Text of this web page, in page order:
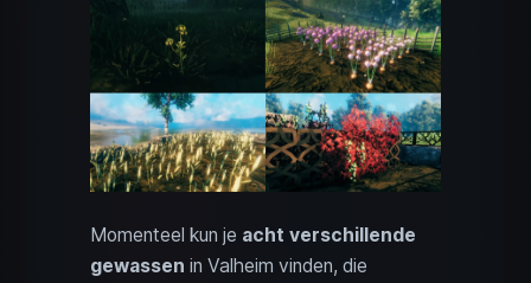
Momenteel kun je acht verschillende
gewassen in Valheim vinden, die